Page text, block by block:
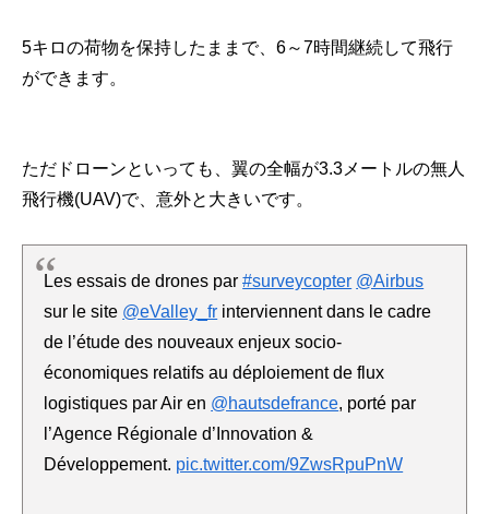
5キロの荷物を保持したままで、6～7時間継続して飛行
ができます。
ただドローンといっても、翼の全幅が3.3メートルの無人
飛行機(UAV)で、意外と大きいです。
Les essais de drones par#surveycopter @Airbus
sur le site @eValley_fr interviennent dans le cadre
de l’étude des nouveaux enjeux socio-
économiques relatifs au déploiement de flux
logistiques par Air en @hautsdefrance, porté par
l’Agence Régionale d’Innovation &
Développement. pic.twitter.com/9ZwsRpuPnW